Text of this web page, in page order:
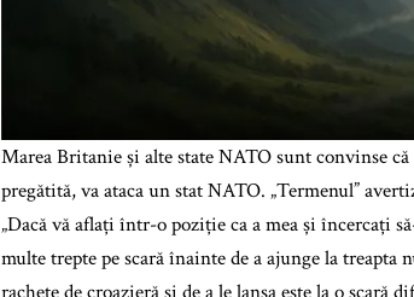
Marea Britanie și alte state NATO sunt convinse
pregătită, va ataca un stat NATO. „Termenul”
„Dacă vă aflați într-o poziție ca a mea și încercați
multe trepte pe scară înainte de a ajunge la treapta